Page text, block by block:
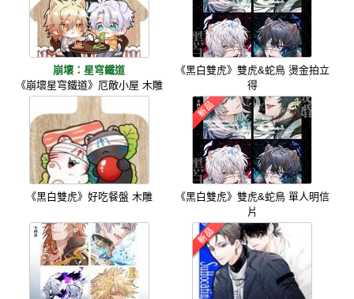
崩壞：星穹鐵道
《崩壞星穹鐵道》厄敵小屋 木雕
《黑白雙虎》雙虎&蛇鳥 燙金拍立
得
《黑白雙虎》好吃餐盤 木雕
《黑白雙虎》雙虎&蛇鳥 單人明信
片